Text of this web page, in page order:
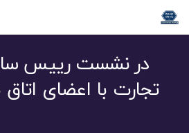
در نشست رییس
تجارت با اعضای اتاق